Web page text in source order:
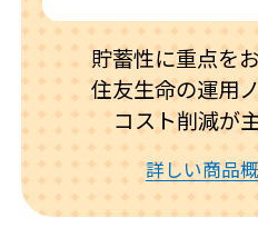
貯蓄性に重点を
住友生命の運用
コスト削減が
詳しい商品